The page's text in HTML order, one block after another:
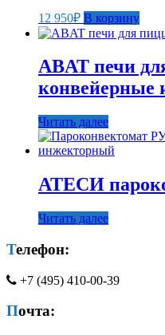
12 950₽ В корзину
ABAT печи
конвейерные
Читать далее
АТЕСИ
Читать далее
Телефон:
+7 (495) 410-00-39
Почта: